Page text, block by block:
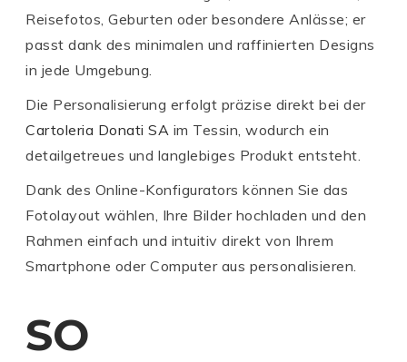
Reisefotos, Geburten oder besondere Anlässe; er
passt dank des minimalen und raffinierten Designs
in jede Umgebung.
Die Personalisierung erfolgt präzise direkt bei der
Cartoleria Donati SA im Tessin, wodurch ein
detailgetreues und langlebiges Produkt entsteht.
Dank des Online-Konfigurators können Sie das
Fotolayout wählen, Ihre Bilder hochladen und den
Rahmen einfach und intuitiv direkt von Ihrem
Smartphone oder Computer aus personalisieren.
SO